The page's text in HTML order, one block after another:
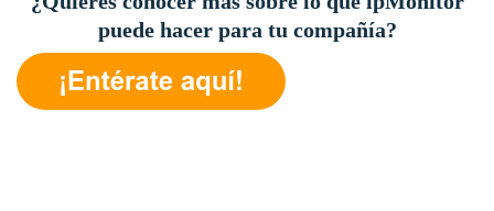
puede hacer para tu compañía?